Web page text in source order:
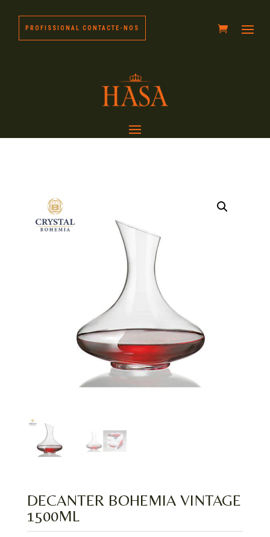
PROFISSIONAL CONTACTE-NOS
DECANTER BOHEMIA VINTAGE
1500ML